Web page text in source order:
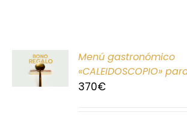
Menú gastronómico
«CALEIDOSCOPIO»
370€